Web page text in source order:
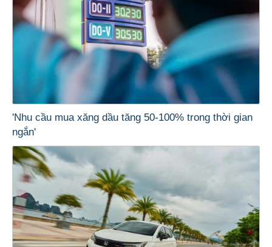
'Nhu cầu mua xăng dầu tăng 50-100% trong thời gian
ngắn'